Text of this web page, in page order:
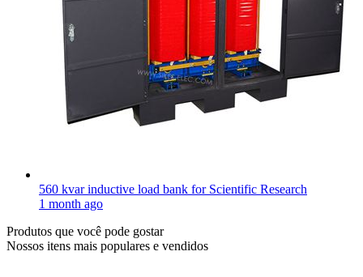
560 kvar inductive load bank for Scientific Research
1 month ago
Produtos que você pode gostar
Nossos itens mais populares e vendidos